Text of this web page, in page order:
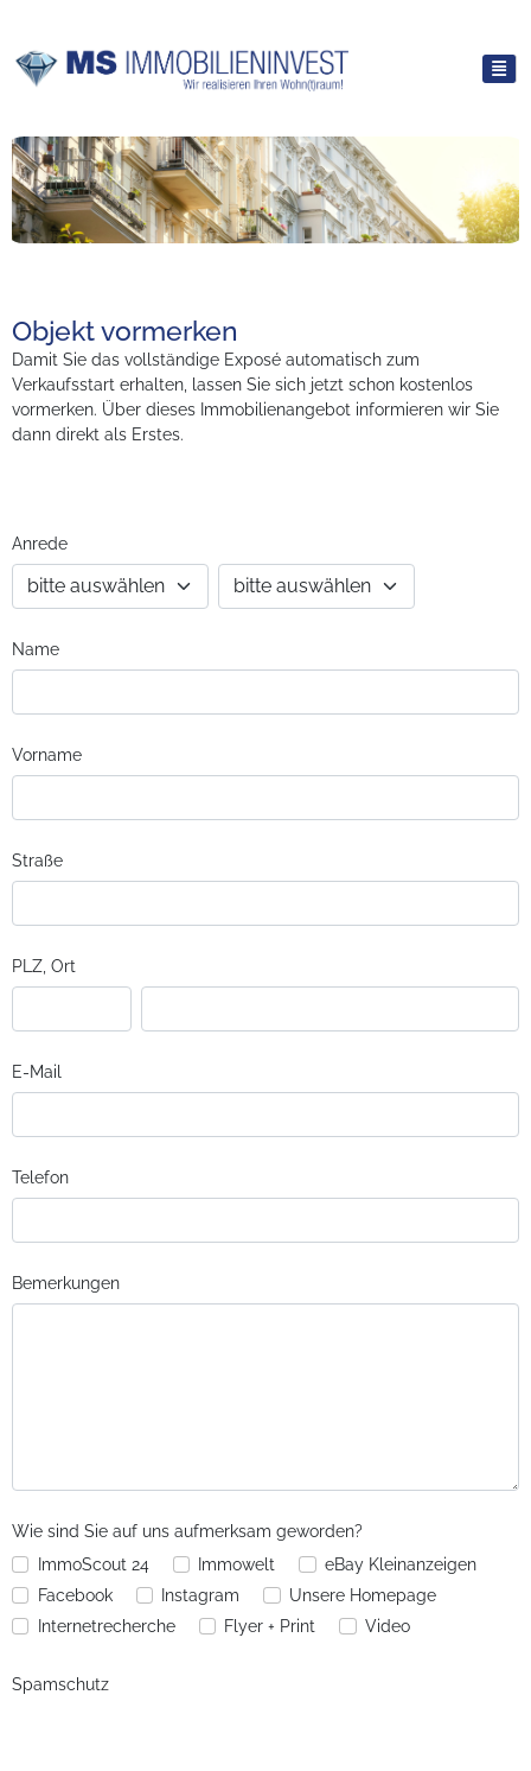
Objekt vormerken
Damit Sie das vollständige Exposé automatisch zum
Verkaufsstart erhalten, lassen Sie sich jetzt schon kostenlos
vormerken. Über dieses Immobilienangebot informieren wir Sie
dann direkt als Erstes.
Anrede
Name
Vorname
Straße
PLZ, Ort
E-Mail
Telefon
Bemerkungen
Wie sind Sie auf uns aufmerksam geworden?
ImmoScout 24
Immowelt
eBay Kleinanzeigen
Facebook
Instagram
Unsere Homepage
Internetrecherche
Flyer + Print Video
Spamschutz